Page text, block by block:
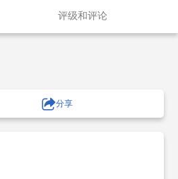
评级和评论
分享